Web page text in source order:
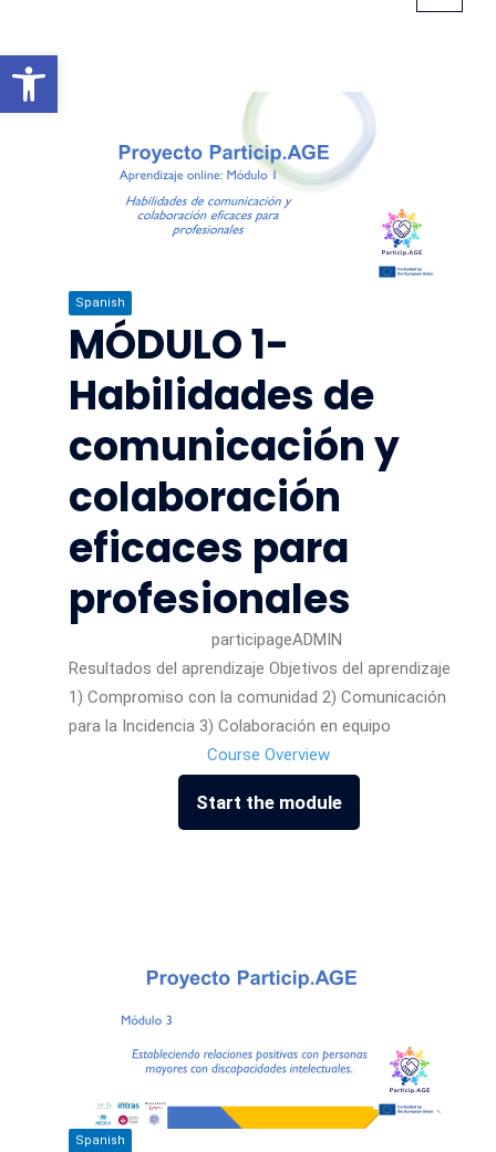
Open toolbar
Spanish
MÓDULO 1-
Habilidades de
comunicación y
colaboración
eficaces para
profesionales
participageADMIN
Resultados del aprendizaje Objetivos del aprendizaje
1) Compromiso con la comunidad 2) Comunicación
para la Incidencia 3) Colaboración en equipo
Course Overview
Start the module
Spanish